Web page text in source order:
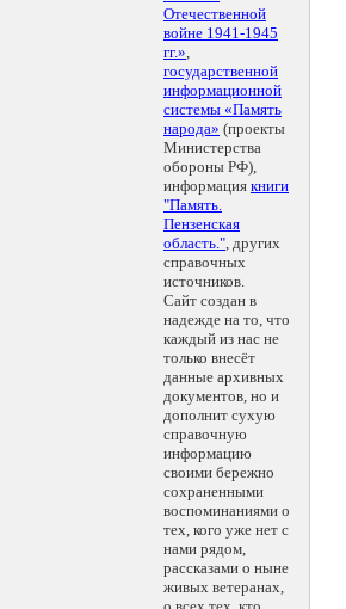
Отечественной
войне 1941-1945
гг.»,
государственной
информационной
системы «Память
народа» (проекты
Министерства
обороны РФ),
информация книги
"Память.
Пензенская
область.", других
справочных
источников.
Сайт создан в
надежде на то, что
каждый из нас не
только внесёт
данные архивных
документов, но и
дополнит сухую
справочную
информацию
своими бережно
сохраненными
воспоминаниями о
тех, кого уже нет с
нами рядом,
рассказами о ныне
живых ветеранах,